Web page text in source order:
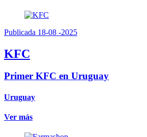
Publicada 18-08 -2025
KFC
Primer KFC en Uruguay
Uruguay
Ver más